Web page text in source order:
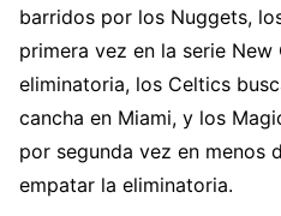
barridos por los Nuggets,
primera vez en la serie New
eliminatoria, los Celtics
cancha en Miami, y los
por segunda vez en menos
empatar la eliminatoria.